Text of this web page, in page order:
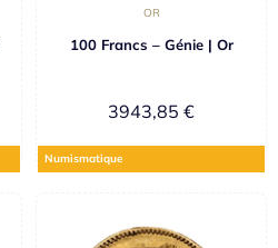
OR
100 Francs – Génie | Or
3943,85 €
Numismatique